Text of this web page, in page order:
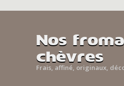
Nos
chèvres
Frais, affiné, originaux,